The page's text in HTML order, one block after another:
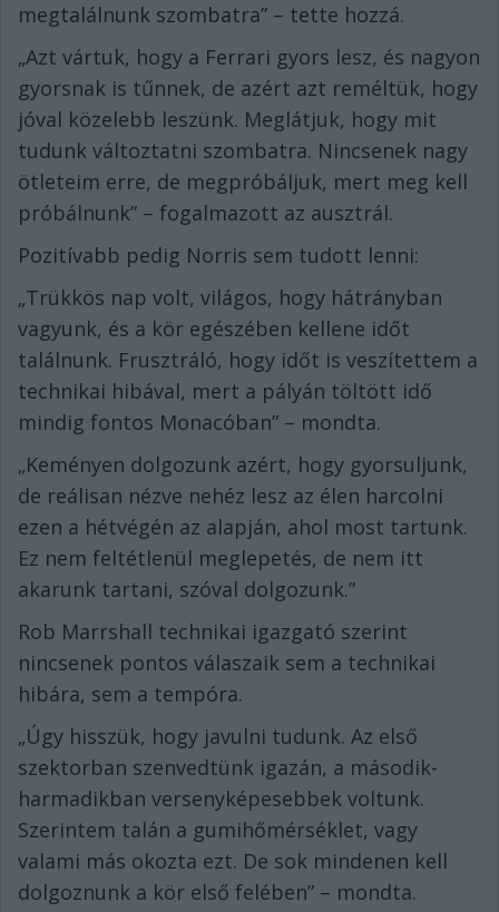
megtalálnunk szombatra” – tette hozzá.
„Azt vártuk, hogy a Ferrari gyors lesz, és nagyon
gyorsnak is tűnnek, de azért azt reméltük, hogy
jóval közelebb leszünk. Meglátjuk, hogy mit
tudunk változtatni szombatra. Nincsenek nagy
ötleteim erre, de megpróbáljuk, mert meg kell
próbálnunk” – fogalmazott az ausztrál.
Pozitívabb pedig Norris sem tudott lenni:
„Trükkös nap volt, világos, hogy hátrányban
vagyunk, és a kör egészében kellene időt
találnunk. Frusztráló, hogy időt is veszítettem a
technikai hibával, mert a pályán töltött idő
mindig fontos Monacóban” – mondta.
„Keményen dolgozunk azért, hogy gyorsuljunk,
de reálisan nézve nehéz lesz az élen harcolni
ezen a hétvégén az alapján, ahol most tartunk.
Ez nem feltétlenül meglepetés, de nem itt
akarunk tartani, szóval dolgozunk.”
Rob Marrshall technikai igazgató szerint
nincsenek pontos válaszaik sem a technikai
hibára, sem a tempóra.
„Úgy hisszük, hogy javulni tudunk. Az első
szektorban szenvedtünk igazán, a második-
harmadikban versenyképesebbek voltunk.
Szerintem talán a gumihőmérséklet, vagy
valami más okozta ezt. De sok mindenen kell
dolgoznunk a kör első felében” – mondta.